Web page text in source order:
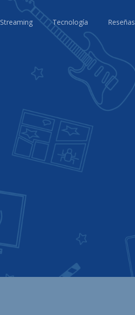
Streaming Tecnología Reseñas